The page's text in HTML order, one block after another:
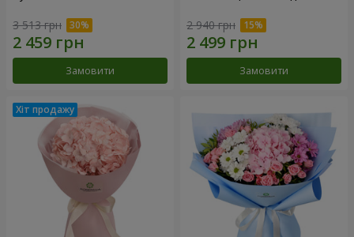
3 513 грн
Замовити
2 940 грн
Замовити